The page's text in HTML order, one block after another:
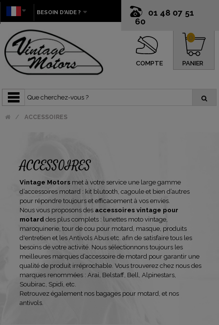
01 48 07 51
60
BESOIN D'AIDE ?
COMPTE PANIER
0
ACCESSOIRES
ACCESSOIRES
Vintage Motors met à votre service une large gamme
d’accessoires motard : kit blutooth, cagoule et bien d’autres
pour répondre toujours et efficacement à vos envies.
Nous vous proposons des accessoires vintage pour
motard des plus complets : lunettes moto vintage
maroquinerie, tour de cou pour motard masque produits
d'entretien et les Antivols Abus etc. afin de satisfaire tous les
besoins de votre activité. Nous sélectionnons toujours les
meilleures marques d’accessoire de motard pour garantir une
qualité de produit irréprochable. Vous trouverez chez nous des
marques renommées : Arai, Belstaff, Bell, Alpinestars,
Soubirac, Spidi, etc.
Retrouvez également nos bagages pour motard , et nos
antivols